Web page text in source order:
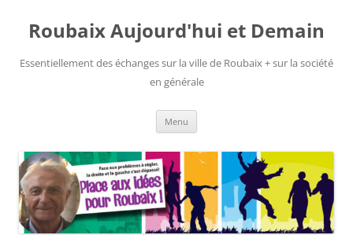
contenu
Roubaix Aujourd'hui et Demain
Essentiellement des échanges sur la ville de Roubaix + sur la société
en générale
Menu